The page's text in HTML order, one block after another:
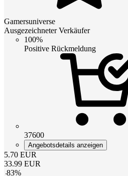
Gamersuniverse
Ausgezeichneter Verkäufer
100%
Positive Rückmeldung
37600
Angebotsdetails anzeigen
5.70 EUR
33.99 EUR
-83%